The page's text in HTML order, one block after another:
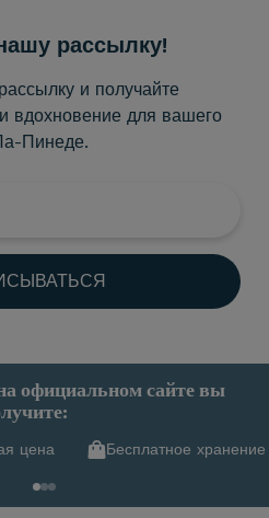
рассылку!
и получайте
вдохновение для вашего
Пинеде.
официальном сайте вы
цена Бесплатное